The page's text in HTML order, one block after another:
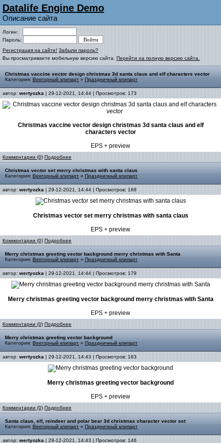
Datalife Engine Demo
Описание сайта
Логин:
Пароль:
Регистрация на сайте! Забыли пароль?
Вы просматриваете мобильную версию сайта. Перейти на полную версию сайта.
Christmas vaccine vector design christmas 3d santa claus and elf characters vector
Категория: Векторный клипарт » Праздничный клипарт
автор: wertyozka | 29-12-2021, 14:44 | Просмотров: 173
Christmas vaccine vector design christmas 3d santa claus and elf
characters vector
EPS + preview
Комментарии (0) Подробнее
Christmas vector set merry christmas with santa claus
Категория: Векторный клипарт » Праздничный клипарт
автор: wertyozka | 29-12-2021, 14:44 | Просмотров: 168
Christmas vector set merry christmas with santa claus
EPS + preview
Комментарии (0) Подробнее
Merry christmas greeting vector background merry christmas with Santa
Категория: Векторный клипарт » Праздничный клипарт
автор: wertyozka | 29-12-2021, 14:44 | Просмотров: 179
Merry christmas greeting vector background merry christmas with Santa
EPS + preview
Комментарии (0) Подробнее
Merry christmas greeting vector background
Категория: Векторный клипарт » Праздничный клипарт
автор: wertyozka | 29-12-2021, 14:43 | Просмотров: 163
Merry christmas greeting vector background
EPS + preview
Комментарии (0) Подробнее
Santa claus, elf, reindeer and polar bear 3d christmas character vector set
Категория: Векторный клипарт » Праздничный клипарт
автор: wertyozka | 29-12-2021, 14:43 | Просмотров: 146